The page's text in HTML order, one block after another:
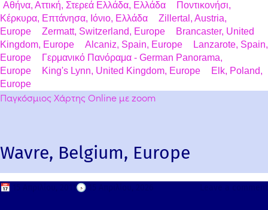
Αθήνα, Αττική, Στερεά Ελλάδα, Ελλάδα
Ποντικονήσι,
Κέρκυρα, Επτάνησα, Ιόνιο, Ελλάδα
Zillertal, Austria,
Europe
Zermatt, Switzerland, Europe
Brancaster, United
Kingdom, Europe
Alcaniz, Spain, Europe
Lanzarote, Spain,
Europe
Γερμανικό Πανόραμα - German Panorama,
Europe
King's Lynn, United Kingdom, Europe
Elk, Poland,
Europe
Παγκόσμιος Χάρτης Online με zoom
Wavre, Belgium, Europe
📅 🕟